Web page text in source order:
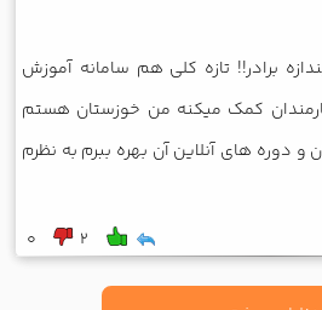
برادر!! تازه کلی هم سامانه آموزش
کمک میکنه من خوزستان هستم
و دوره های آنلاین آن بهره ببرم به نظرم
2
0